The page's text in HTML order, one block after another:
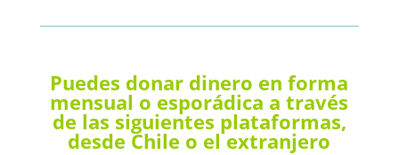
Puedes donar dinero en forma
mensual o esporádica a través
de las siguientes plataformas,
desde Chile o el extranjero